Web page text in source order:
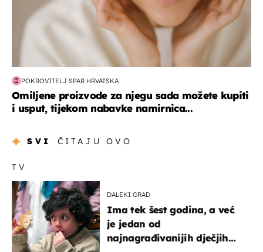
POKROVITELJ SPAR HRVATSKA
Omiljene proizvode za njegu sada možete kupiti
i usput, tijekom nabavke namirnica...
SVI ČITAJU OVO
TV
DALEKI GRAD
Ima tek šest godina, a već
je jedan od
najnagrađivanijih dječjih